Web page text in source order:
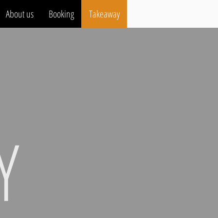
About us Booking Takeaway